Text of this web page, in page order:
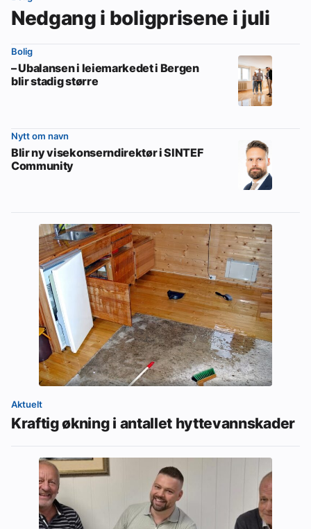
Nedgang i boligprisene i juli
Bolig
– Ubalansen i leiemarkedet i Bergen
blir stadig større
Nytt om navn
Blir ny visekonserndirektør i SINTEF
Community
Aktuelt
Kraftig økning i antallet hyttevannskader